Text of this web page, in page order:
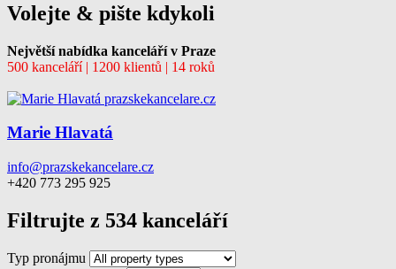
Volejte & pište kdykoli
Největší nabídka kanceláří v Praze
500 kanceláří | 1200 klientů | 14 roků
Marie Hlavatá
info@prazskekancelare.cz
+420 773 295 925
Filtrujte z 534 kanceláří
Typ pronájmu